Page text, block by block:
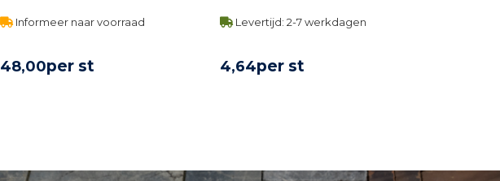
Informeer naar voorraad
48,00per st
Levertijd: 2-7 werkdagen
4,64per st